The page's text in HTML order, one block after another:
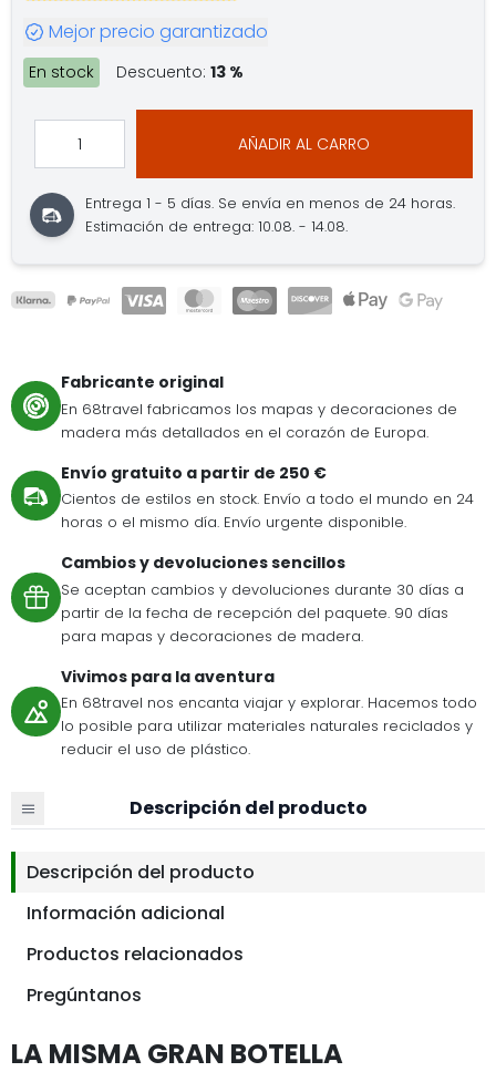
Mejor precio garantizado
En stock Descuento: 13 %
AÑADIR AL CARRO
Entrega 1 - 5 días. Se envía en menos de 24 horas.
Estimación de entrega: 10.08. - 14.08.
Fabricante original
En 68travel fabricamos los mapas y decoraciones de
madera más detallados en el corazón de Europa.
Envío gratuito a partir de 250 €
Cientos de estilos en stock. Envío a todo el mundo en 24
horas o el mismo día. Envío urgente disponible.
Cambios y devoluciones sencillos
Se aceptan cambios y devoluciones durante 30 días a
partir de la fecha de recepción del paquete. 90 días
para mapas y decoraciones de madera.
Vivimos para la aventura
En 68travel nos encanta viajar y explorar. Hacemos todo
lo posible para utilizar materiales naturales reciclados y
reducir el uso de plástico.
Descripción del producto
Descripción del producto
Información adicional
Productos relacionados
Pregúntanos
LA MISMA GRAN BOTELLA